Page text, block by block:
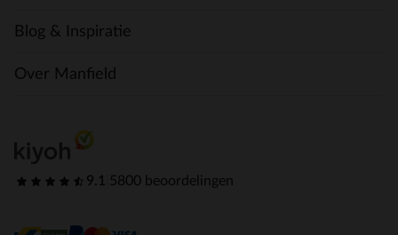
Blog & Inspiratie
Over Manfield
9.1 5800 beoordelingen